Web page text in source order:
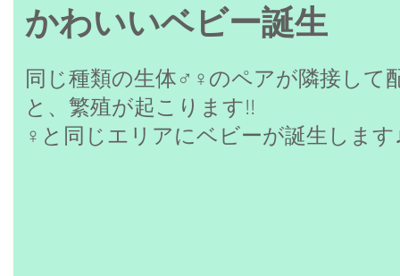
かわいいベビー​誕生
同じ種類の生体♂♀のペアが隣接して
と、繁殖が起こります!!
​♀と同じエリアにベビーが誕生します